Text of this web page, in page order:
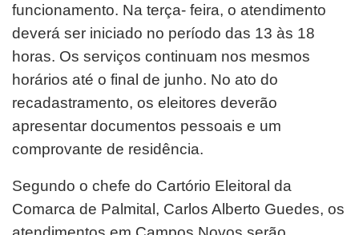
funcionamento. Na terça- feira, o atendimento
deverá ser iniciado no período das 13 às 18
horas. Os serviços continuam nos mesmos
horários até o final de junho. No ato do
recadastramento, os eleitores deverão
apresentar documentos pessoais e um
comprovante de residência.
Segundo o chefe do Cartório Eleitoral da
Comarca de Palmital, Carlos Alberto Guedes, os